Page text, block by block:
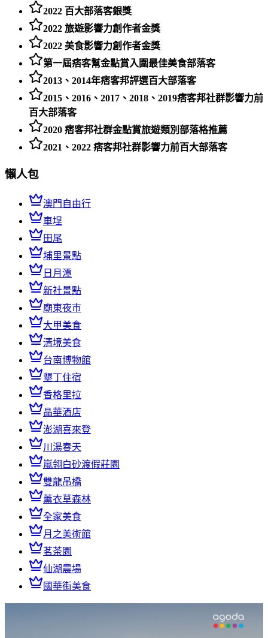
2022 百大部落客銀獎
2022 旅遊影響力創作者金獎
2022 美食影響力創作者金獎
第一屆痞客幫金點賞入圍最佳美食部落客
2013、2014年痞客邦評選百大部落客
2015、2016、2017、2018、2019痞客邦社群影響力前
百大部落客
2020 痞客邦社群金點賞旅遊類別部落格推薦
2021、2022 痞客邦社群影響力前百大部落客
懶人包
澳門自由行
車埕
田尾
埔里景點
日月潭
新社景點
廟東夜市
大甲美食
清境美食
台南博物館
墾丁住宿
香格里拉
晶華酒店
澎湖喜來登
川湯春天
嵐翎白砂渡假莊園
雙龍吊橋
薰衣草森林
全家美食
月之美術館
茗茶園
仙湖農場
國華街美食